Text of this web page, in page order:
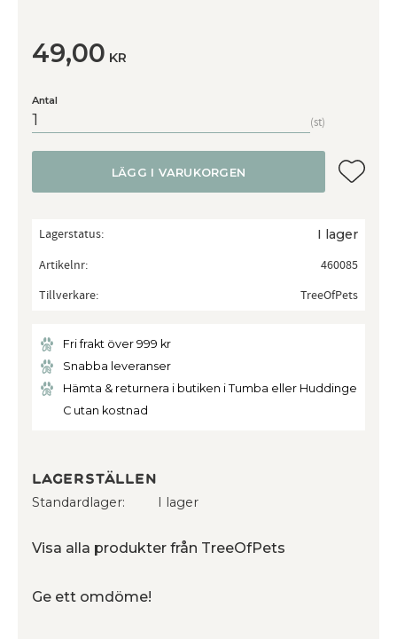
49,00 KR
Antal
st
LÄGG I VARUKORGEN Lägg
Lagerstatus I lager
Artikelnr
460085
Tillverkare
TreeOfPets
Fri frakt över 999 kr
Snabba leveranser
Hämta & returnera i butiken i Tumba eller Huddinge
C utan kostnad
Lagerställen
Standardlager I lager
Visa alla produkter från TreeOfPets
Ge ett omdöme!